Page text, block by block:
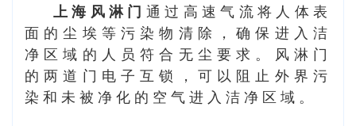
上海风淋门 通过高速气流将人体表
面的尘埃等污染物清除，确保进入洁
净区域的人员符合无尘要求。
风淋门
的两道门电子互锁，可以阻止外界污
染和未被净化的空气进入洁净区域。